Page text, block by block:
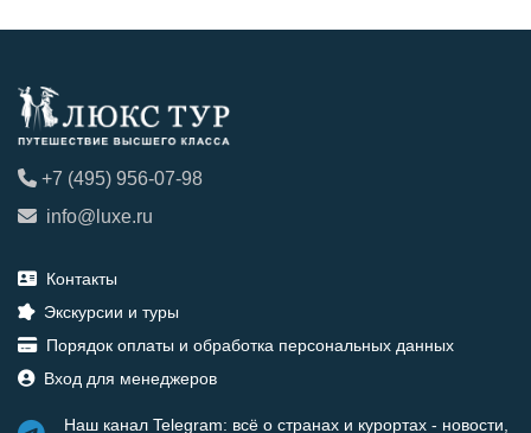
+7 (495) 956-07-98
info@luxe.ru
Контакты
Экскурсии и туры
Порядок оплаты и обработка персональных данных
Вход для менеджеров
Наш канал Telegram: всё о странах и курортах - новости,